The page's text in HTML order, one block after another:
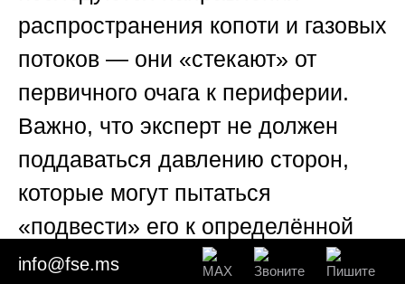
распространения копоти и газовых
потоков — они «стекают» от
первичного очага к периферии.
Важно, что эксперт не должен
поддаваться давлению сторон,
которые могут пытаться
«подвести» его к определённой
точке.Союз «Федерация
info@fse.ms